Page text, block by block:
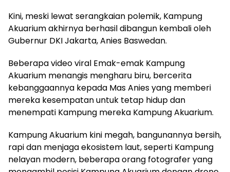
Kini, meski lewat serangkaian polemik, Kampung
Akuarium akhirnya berhasil dibangun kembali oleh
Gubernur DKI Jakarta, Anies Baswedan.
Beberapa video viral Emak-emak Kampung
Akuarium menangis mengharu biru, bercerita
kebanggaannya kepada Mas Anies yang memberi
mereka kesempatan untuk tetap hidup dan
menempati Kampung mereka Kampung Akuarium.
Kampung Akuarium kini megah, bangunannya bersih,
rapi dan menjaga ekosistem laut, seperti Kampung
nelayan modern, beberapa orang fotografer yang